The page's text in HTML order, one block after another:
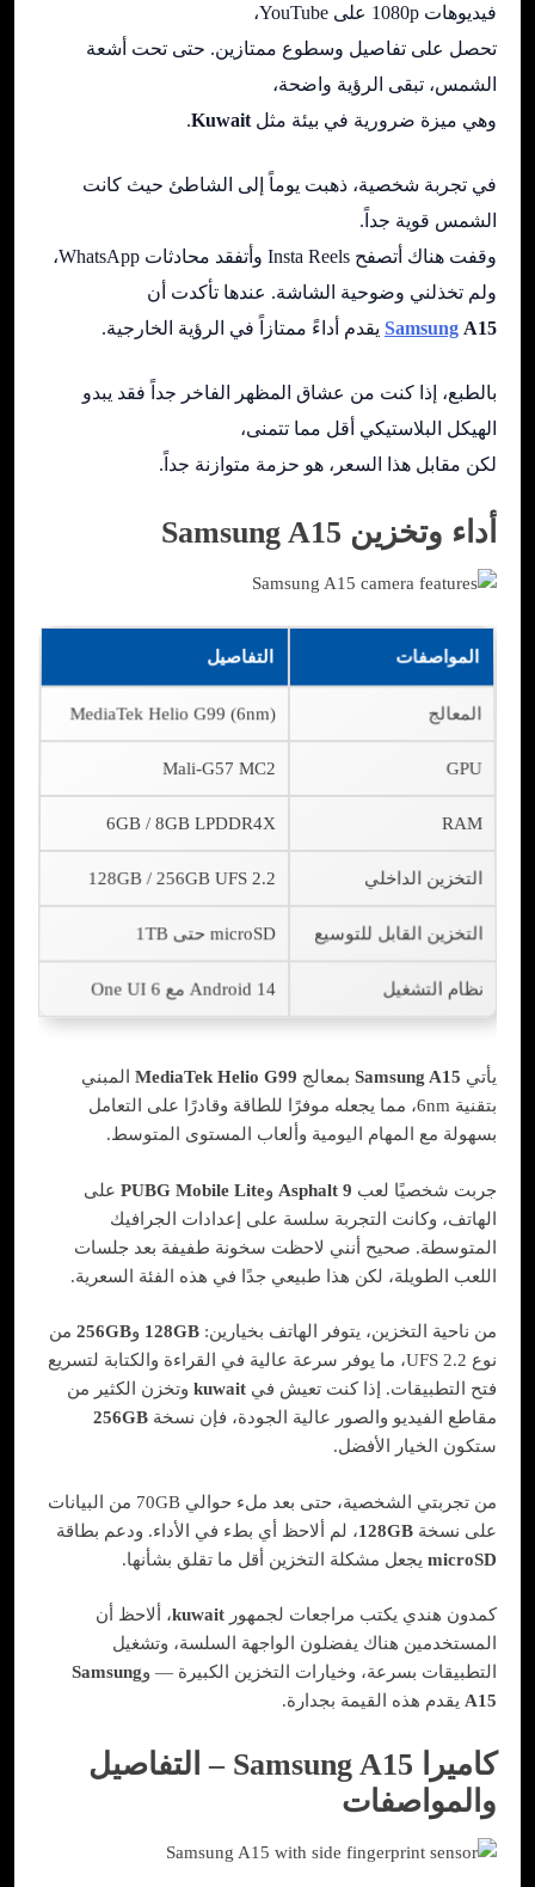
فيديوهات 1080p على YouTube،
تحصل على تفاصيل وسطوع ممتازين. حتى تحت أشعة
الشمس، تبقى الرؤية واضحة،
وهي ميزة ضرورية في بيئة مثل Kuwait
.
في تجربة شخصية، ذهبت يوماً إلى الشاطئ حيث كانت
الشمس قوية جداً.
وقفت هناك أتصفح Insta Reels وأتفقد محادثات WhatsApp،
ولم تخذلني وضوحية الشاشة. عندها تأكدت أن
Samsung A15 يقدم أداءً ممتازاً في الرؤية الخارجية.
بالطبع، إذا كنت من عشاق المظهر الفاخر جداً فقد يبدو
الهيكل البلاستيكي أقل مما تتمنى،
لكن مقابل هذا السعر، هو حزمة متوازنة جداً.
أداء وتخزين Samsung A15
المواصفات التفاصيل
المعالج MediaTek Helio G99 (6nm)
GPU
Mali-G57 MC2
RAM
6GB / 8GB LPDDR4X
التخزين الداخلي 128GB / 256GB UFS 2.2
التخزين القابل للتوسيع microSD حتى 1TB
نظام التشغيل Android 14 مع One UI 6
يأتي Samsung A15 بمعالج MediaTek Helio G99 المبني
بتقنية 6nm، مما يجعله موفرًا للطاقة وقادرًا على التعامل
بسهولة مع المهام اليومية وألعاب المستوى المتوسط.
جربت شخصيًا لعب Asphalt 9 وPUBG Mobile Lite على
الهاتف، وكانت التجربة سلسة على إعدادات الجرافيك
المتوسطة. صحيح أنني لاحظت سخونة طفيفة بعد جلسات
اللعب الطويلة، لكن هذا طبيعي جدًا في هذه الفئة السعرية.
من ناحية التخزين، يتوفر الهاتف بخيارين: 128GB و256GB من
نوع UFS 2.2، ما يوفر سرعة عالية في القراءة والكتابة لتسريع
فتح التطبيقات. إذا كنت تعيش في kuwait وتخزن الكثير من
مقاطع الفيديو والصور عالية الجودة، فإن نسخة 256GB
ستكون الخيار الأفضل.
من تجربتي الشخصية، حتى بعد ملء حوالي 70GB من البيانات
على نسخة 128GB، لم ألاحظ أي بطء في الأداء. ودعم بطاقة
microSD يجعل مشكلة التخزين أقل ما تقلق بشأنها.
كمدون هندي يكتب مراجعات لجمهور kuwait، ألاحظ أن
المستخدمين هناك يفضلون الواجهة السلسة، وتشغيل
التطبيقات بسرعة، وخيارات التخزين الكبيرة — وSamsung
A15 يقدم هذه القيمة بجدارة.
كاميرا Samsung A15 – التفاصيل
والمواصفات